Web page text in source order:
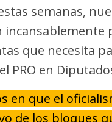
semanas,
que necesita
PRO en
en que el
de los bloques